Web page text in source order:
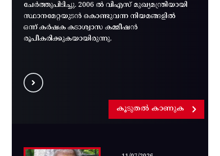
ചേർത്തുപിടിച്ചു. 2006 ൽ വിഎസ് മുഖ്യമന്ത്രിയായി
സ്ഥാനമേറ്റയുടൻ കൊണ്ടുവന്ന നിയമങ്ങളിൽ
ഒന്ന് കർഷക കടാശ്വാസ കമ്മീഷൻ
രൂപീകരിക്കുകയായിരുന്നു.
കൂടുതൽ കാണുക